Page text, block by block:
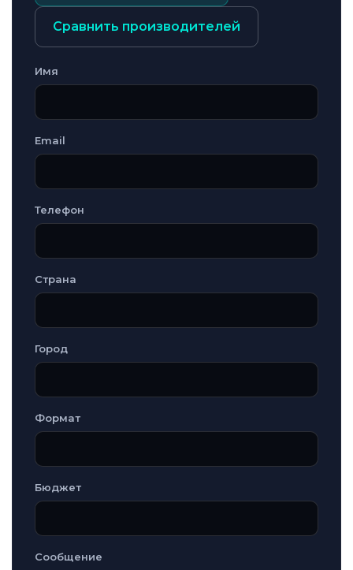
Сравнить производителей
Имя
Email
Телефон
Страна
Город
Формат
Бюджет
Сообщение